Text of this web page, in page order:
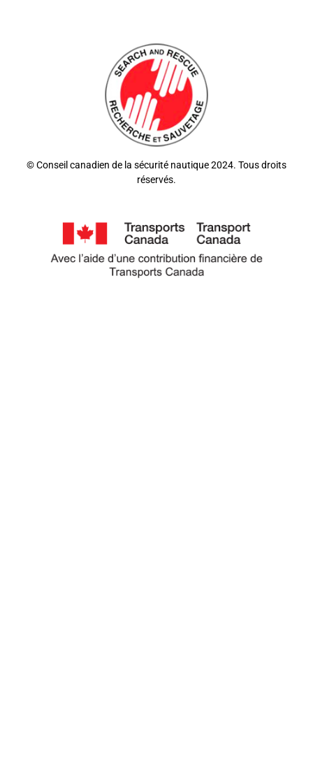
© Conseil canadien de la sécurité nautique 2024. Tous droits
réservés.